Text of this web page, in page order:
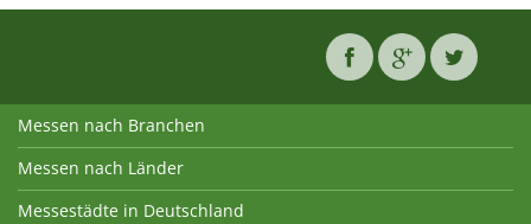
Messen nach Branchen
Messen nach Länder
Messestädte in Deutschland